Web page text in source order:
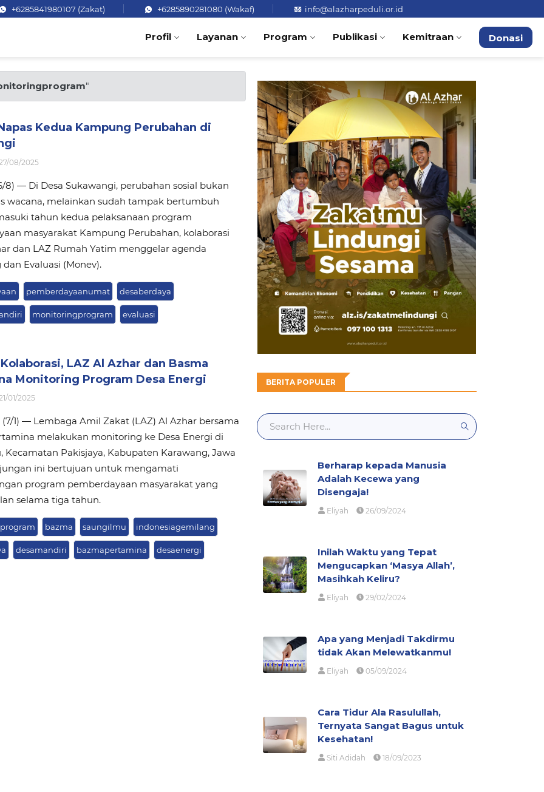
+6285841980107 (Zakat) +6285890281080 (Wakaf) info@alazharpeduli.or.id
Profil Layanan Program Publikasi Kemitraan Donasi
"
Kedua Kampung Perubahan di
08/2025
8) — Di Desa Sukawangi, perubahan sosial bukan
wacana, melainkan sudah tampak bertumbuh
tahun kedua pelaksanaan program
masyarakat Kampung Perubahan, kolaborasi
dan LAZ Rumah Yatim menggelar agenda
Evaluasi (Monev).
pemberdayaanumat desaberdaya
monitoringprogram evaluasi
LAZ Al Azhar dan Basma
Monitoring Program Desa Energi
01/2025
(7/1) — Lembaga Amil Zakat (LAZ) Al Azhar bersama
melakukan monitoring ke Desa Energi di
Kecamatan Pakisjaya, Kabupaten Karawang, Jawa
ini bertujuan untuk mengamati
program pemberdayaan masyarakat yang
selama tiga tahun.
bazma saungilmu indonesiagemilang
desamandiri bazmapertamina desaenergi
BERITA POPULER
Berharap kepada Manusia
Adalah Kecewa yang
Disengaja!
Eliyah 26/09/2024
Inilah Waktu yang Tepat
Mengucapkan ‘Masya Allah’,
Masihkah Keliru?
Eliyah 29/02/2024
Apa yang Menjadi Takdirmu
tidak Akan Melewatkanmu!
Eliyah 05/09/2024
Cara Tidur Ala Rasulullah,
Ternyata Sangat Bagus untuk
Kesehatan!
Siti Adidah 18/09/2023